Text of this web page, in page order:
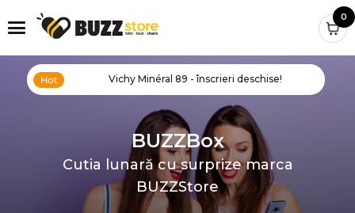
0
Vichy Minéral 89 - înscrieri deschise!
BUZZBox
Cutia lunară cu surprize marca
BUZZStore